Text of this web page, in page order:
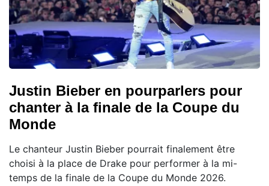
Justin Bieber en pourparlers pour
chanter à la finale de la Coupe du
Monde
Le chanteur Justin Bieber pourrait finalement être
choisi à la place de Drake pour performer à la mi-
temps de la finale de la Coupe du Monde 2026.